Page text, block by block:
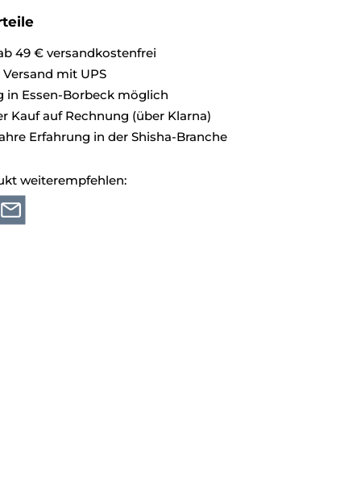
49 € versandkostenfrei
mit UPS
in Essen-Borbeck möglich
Kauf auf Rechnung (über Klarna)
Erfahrung in der Shisha-Branche
weiterempfehlen: